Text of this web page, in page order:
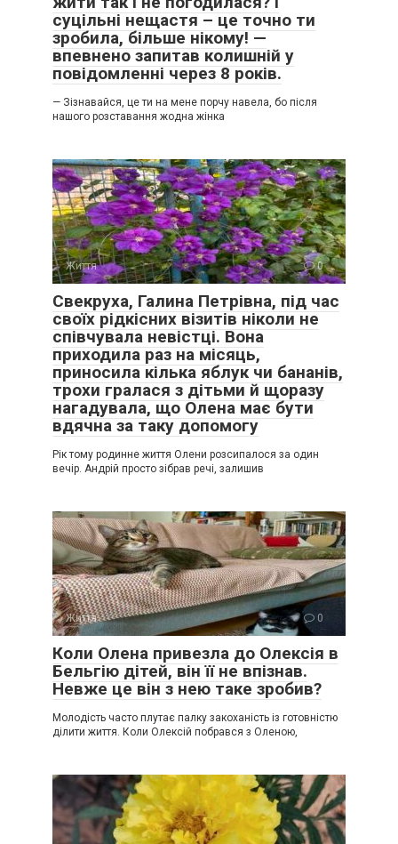
суцільні нещастя – це точно ти
зробила, більше нікому! —
впевнено запитав колишній у
повідомленні через 8 років.
— Зізнавайся, це ти на мене порчу навела, бо після
нашого розставання жодна жінка
Життя 0
Свекруха, Галина Петрівна, під час
своїх рідкісних візитів ніколи не
співчувала невістці. Вона
приходила раз на місяць,
приносила кілька яблук чи бананів,
трохи гралася з дітьми й щоразу
нагадувала, що Олена має бути
вдячна за таку допомогу
Рік тому родинне життя Олени розсипалося за один
вечір. Андрій просто зібрав речі, залишив
Життя 0
Коли Олена привезла до Олексія в
Бельгію дітей, він її не впізнав.
Невже це він з нею таке зробив?
Молодість часто плутає палку закоханість із готовністю
ділити життя. Коли Олексій побрався з Оленою,